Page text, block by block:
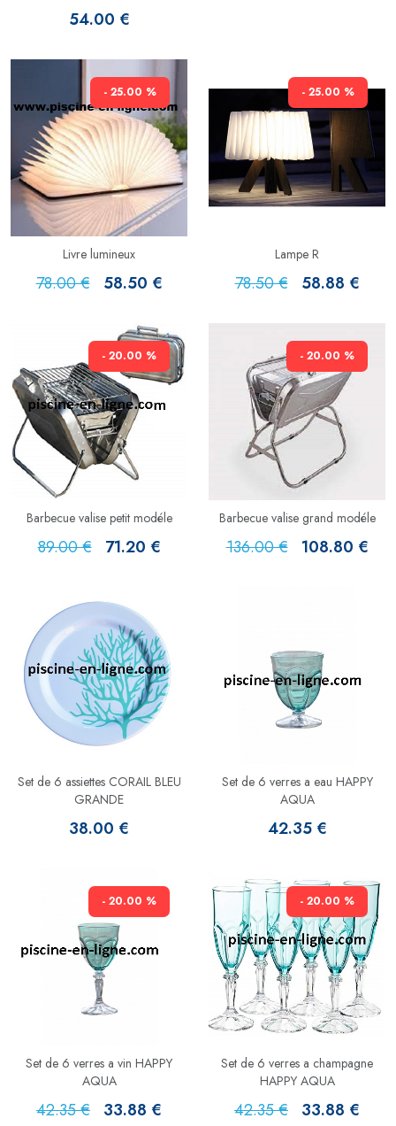
54.00 €
- 25.00 %
Livre lumineux
78.00 € 58.50 €
- 25.00 %
Lampe R
78.50 € 58.88 €
- 20.00 %
Barbecue valise petit modéle
89.00 € 71.20 €
- 20.00 %
Barbecue valise grand modéle
136.00 € 108.80 €
Set de 6 assiettes CORAIL BLEU
GRANDE
38.00 €
Set de 6 verres a eau HAPPY
AQUA
42.35 €
- 20.00 %
Set de 6 verres a vin HAPPY
AQUA
42.35 € 33.88 €
- 20.00 %
Set de 6 verres a champagne
HAPPY AQUA
42.35 € 33.88 €